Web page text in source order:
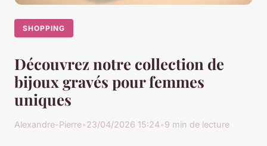
SHOPPING
Découvrez notre collection de
bijoux gravés pour femmes
uniques
Alexandre-Pierre•23/04/2026 15:24•9 min de lecture